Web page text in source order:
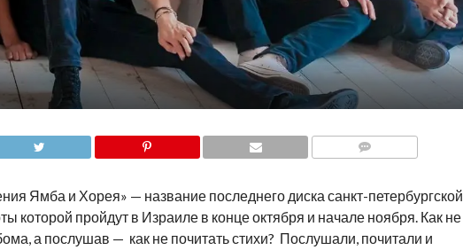
Ямба и Хорея» — название последнего диска санкт-петербургской
которой пройдут в Израиле в конце октября и начале ноября. Как не
а послушав — как не почитать стихи? Послушали, почитали и